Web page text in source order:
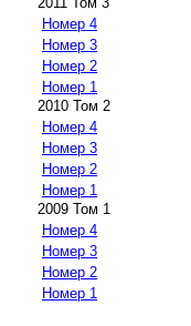
Номер 4
Номер 3
Номер 2
Номер 1
2010 Том 2
Номер 4
Номер 3
Номер 2
Номер 1
2009 Том 1
Номер 4
Номер 3
Номер 2
Номер 1